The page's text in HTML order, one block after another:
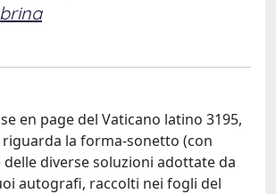
en page del Vaticano latino 3195,
la forma-sonetto (con
delle diverse soluzioni adottate da
autografi, raccolti nei fogli del